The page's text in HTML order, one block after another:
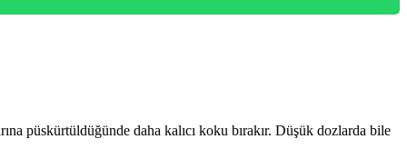
püskürtüldüğünde daha kalıcı koku bırakır. Düşük dozlarda bile